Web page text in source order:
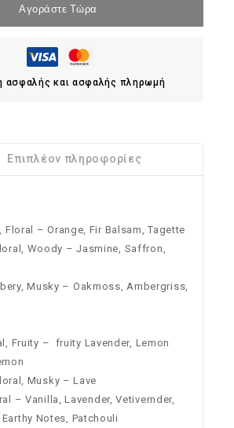
Αγοράστε Τώρα
ασφαλής και ασφαλής πληρωμή
Επιπλέον πληροφορίες
Floral – Orange, Fir Balsam, Tagette
Woody – Jasmine, Saffron,
Musky – Oakmoss, Ambergriss,
, Fruity – fruity Lavender, Lemon
Musky –Lave
–Vanilla, Lavender, Vetivernder,
Notes, Patchouli